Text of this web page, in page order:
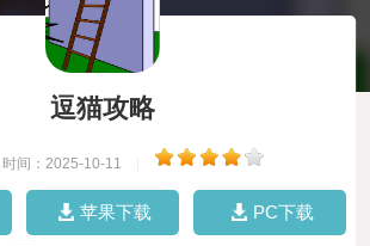
逗猫攻略
时间：2025-10-11
苹果下载 PC下载